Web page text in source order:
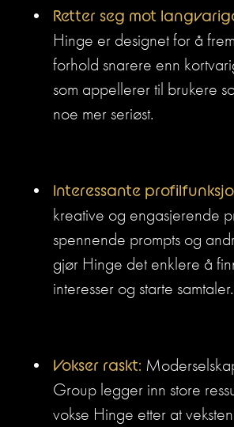
Hinge er designet for å
forhold snarere enn
som appellerer til brukere
noe mer seriøst.
Interessante
kreative og engasjerende
spennende prompts og
gjør Hinge det enklere å
interesser og starte samtaler.
Vokser raskt:
Group legger inn store
vokse Hinge etter at